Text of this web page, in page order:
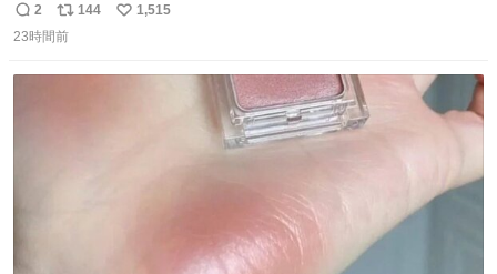
返
信
2
リ
ポ
144
い
1,515
23時間前